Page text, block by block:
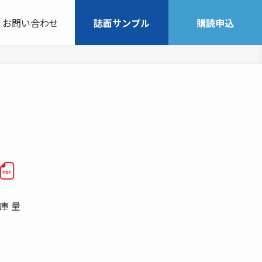
お問い合わせ 誌面サンプル 購読申込
量